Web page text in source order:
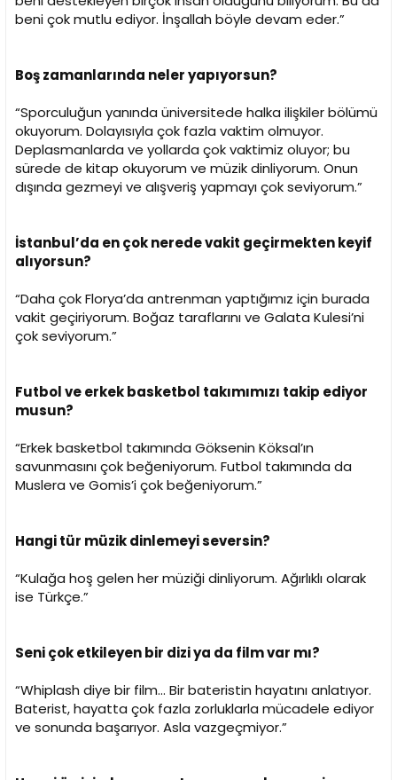
beni çok mutlu ediyor. İnşallah böyle devam eder.”
Boş zamanlarında neler yapıyorsun?
“Sporculuğun yanında üniversitede halka ilişkiler bölümü
okuyorum. Dolayısıyla çok fazla vaktim olmuyor.
Deplasmanlarda ve yollarda çok vaktimiz oluyor; bu
sürede de kitap okuyorum ve müzik dinliyorum. Onun
dışında gezmeyi ve alışveriş yapmayı çok seviyorum.”
İstanbul’da en çok nerede vakit geçirmekten keyif
alıyorsun?
“Daha çok Florya’da antrenman yaptığımız için burada
vakit geçiriyorum. Boğaz taraflarını ve Galata Kulesi’ni
çok seviyorum.”
Futbol ve erkek basketbol takımımızı takip ediyor
musun?
“Erkek basketbol takımında Göksenin Köksal’ın
savunmasını çok beğeniyorum. Futbol takımında da
Muslera ve Gomis’i çok beğeniyorum.”
Hangi tür müzik dinlemeyi seversin?
“Kulağa hoş gelen her müziği dinliyorum. Ağırlıklı olarak
ise Türkçe.”
Seni çok etkileyen bir dizi ya da film var mı?
“Whiplash diye bir film... Bir bateristin hayatını anlatıyor.
Baterist, hayatta çok fazla zorluklarla mücadele ediyor
ve sonunda başarıyor. Asla vazgeçmiyor.”